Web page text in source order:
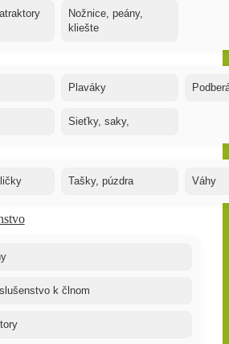
Nožnice, peány,
kliešte
Plaváky
Sieťky, saky,
Tašky, púzdra Váhy
k člnom